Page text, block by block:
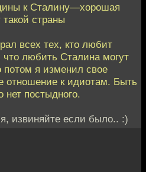
к Сталину—хорошая
такой страны
всех тех, кто любит
любить Сталина могут
я изменил свое
отношение к идиотам. Быть
постыдного.
извиняйте если было.. :)